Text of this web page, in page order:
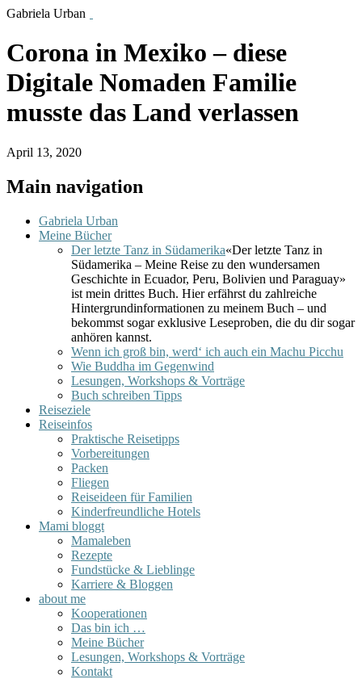
Gabriela Urban
Corona in Mexiko – diese
Digitale Nomaden Familie
musste das Land verlassen
April 13, 2020
Main navigation
Gabriela Urban
Meine Bücher
Der letzte Tanz in Südamerika«Der letzte Tanz in
Südamerika – Meine Reise zu den wundersamen
Geschichte in Ecuador, Peru, Bolivien und Paraguay»
ist mein drittes Buch. Hier erfährst du zahlreiche
Hintergrundinformationen zu meinem Buch – und
bekommst sogar exklusive Leseproben, die du dir sogar
anhören kannst.
Wenn ich groß bin, werd‘ ich auch ein Machu Picchu
Wie Buddha im Gegenwind
Lesungen, Workshops & Vorträge
Buch schreiben Tipps
Reiseziele
Reiseinfos
Praktische Reisetipps
Vorbereitungen
Packen
Fliegen
Reiseideen für Familien
Kinderfreundliche Hotels
Mami bloggt
Mamaleben
Rezepte
Fundstücke & Lieblinge
Karriere & Bloggen
about me
Kooperationen
Das bin ich …
Meine Bücher
Lesungen, Workshops & Vorträge
Kontakt